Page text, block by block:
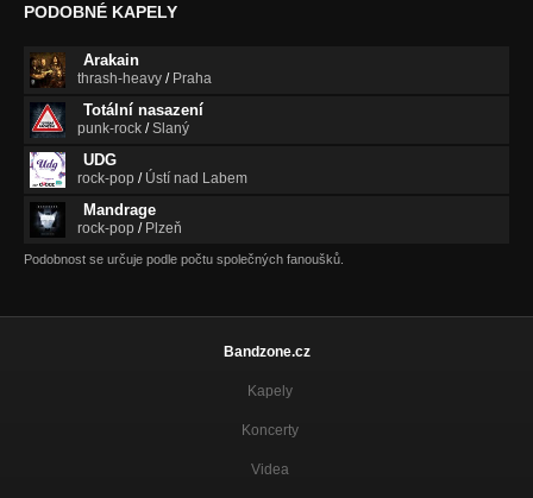
PODOBNÉ KAPELY
Arakain
thrash-heavy / Praha
Totální nasazení
punk-rock /Slaný
UDG
rock-pop / Ústí nad Labem
Mandrage
rock-pop / Plzeň
Podobnost se určuje podle počtu společných fanoušků.
Bandzone.cz
Kapely
Koncerty
Videa